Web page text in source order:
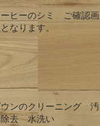
ーヒーのシミ ご確認画
なります。
ウンのクリーニング 汚
去 水洗い